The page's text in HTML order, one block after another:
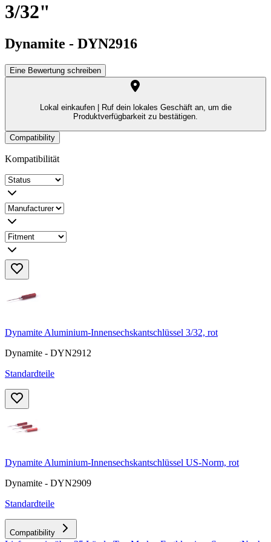
3/32"
Dynamite - DYN2916
Eine Bewertung schreiben
Lokal einkaufen |
Ruf dein lokales Geschäft an, um die
Produktverfügbarkeit zu bestätigen.
Compatibility
Kompatibilität
Dynamite Aluminium-Innensechskantschlüssel 3/32, rot
Dynamite - DYN2912
Standardteile
Dynamite Aluminium-Innensechskantschlüssel US-Norm, rot
Dynamite - DYN2909
Standardteile
Compatibility